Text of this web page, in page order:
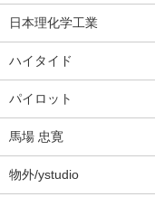
日本理化学工業
ハイタイド
パイロット
馬場 忠寛
物外/ystudio